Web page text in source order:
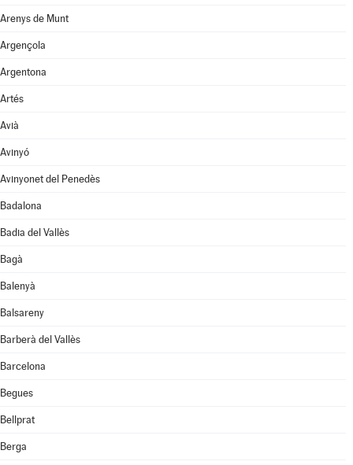
Arenys de Munt
Argençola
Argentona
Artés
Avià
Avinyó
Avinyonet del Penedès
Badalona
Badia del Vallès
Bagà
Balenyà
Balsareny
Barberà del Vallès
Barcelona
Begues
Bellprat
Berga